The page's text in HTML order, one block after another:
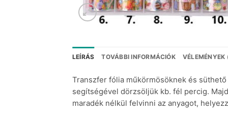
LEÍRÁS TOVÁBBI INFORMÁCIÓK VÉLEMÉNYEK
Transzfer fólia műkörmösöknek és
segítségével dörzsöljük kb. fél percig.
maradék nélkül felvinni az anyagot,